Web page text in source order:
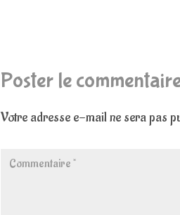
Poster le
Votre adresse e-mail ne sera pas